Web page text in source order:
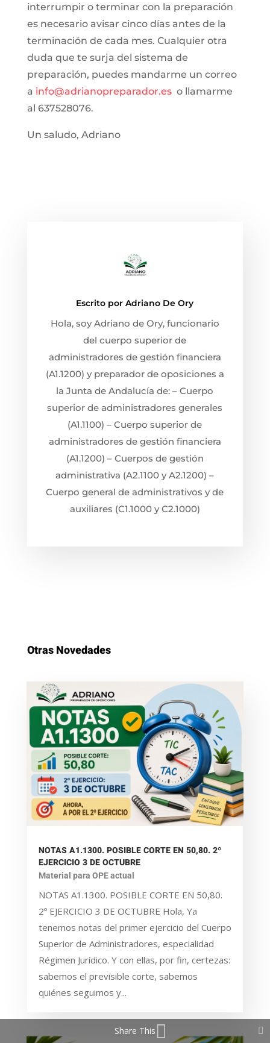
interrumpir o terminar con la preparación
es necesario avisar cinco días antes de la
terminación de cada mes. Cualquier otra
duda que te surja del sistema de
preparación, puedes mandarme un correo
a info@adrianopreparador.eso llamarme
al 637528076.
Un saludo, Adriano
Escrito porAdriano De Ory
Hola, soy Adriano de Ory, funcionario
del cuerpo superior de
administradores de gestión financiera
(A1.1200) y preparador de oposiciones a
la Junta de Andalucía de: – Cuerpo
superior de administradores generales
(A1.1100) – Cuerpo superior de
administradores de gestión financiera
(A1.1200) – Cuerpos de gestión
administrativa (A2.1100 y A2.1200) –
Cuerpo general de administrativos y de
auxiliares (C1.1000 y C2.1000)
Otras Novedades
NOTAS A1.1300. POSIBLE CORTE EN 50,80. 2º
EJERCICIO 3 DE OCTUBRE
Material para OPE actual
NOTAS A1.1300. POSIBLE CORTE EN 50,80.
2º EJERCICIO 3 DE OCTUBRE Hola, Ya
tenemos notas del primer ejercicio del Cuerpo
Superior de Administradores, especialidad
Régimen Jurídico. Y con ellas, por fin, certezas:
sabemos el previsible corte, sabemos
quiénes seguimos y...
Share This